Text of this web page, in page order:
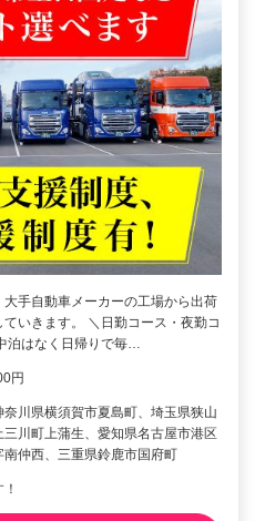
手自動車メーカーの工場から出荷
いきます。 ＼日勤コース・夜勤コ
はなく日帰りで毎…
円
川県横須賀市夏島町、埼玉県狭山
川町上蒲生、愛知県名古屋市港区
仲西、三重県鈴鹿市国府町